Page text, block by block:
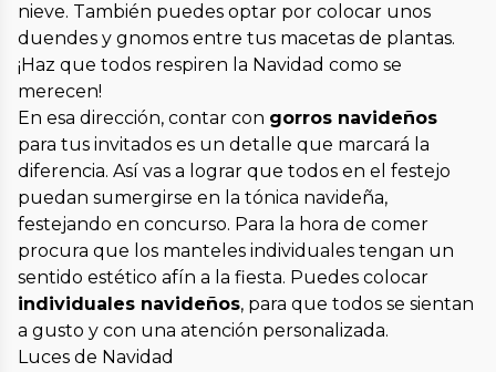
nieve. También puedes optar por colocar unos
duendes y gnomos entre tus macetas de plantas.
¡Haz que todos respiren la Navidad como se
merecen!
En esa dirección, contar con gorros navideños
para tus invitados es un detalle que marcará la
diferencia. Así vas a lograr que todos en el festejo
puedan sumergirse en la tónica navideña,
festejando en concurso. Para la hora de comer
procura que los manteles individuales tengan un
sentido estético afín a la fiesta. Puedes colocar
individuales navideños, para que todos se sientan
a gusto y con una atención personalizada.
Luces de Navidad